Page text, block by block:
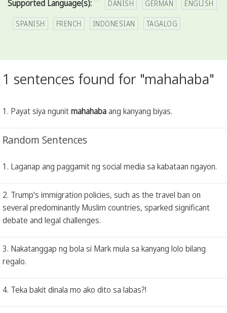
Supported Language(s): DANISH GERMAN ENGLISH
SPANISH FRENCH INDONESIAN TAGALOG
1 sentences found for "mahahaba"
1. Payat siya ngunitmahahabaang kanyang biyas.
Random Sentences
1. Laganap ang paggamit ng social media sa kabataan ngayon.
2. Trump's immigration policies, such as the travel ban on
several predominantly Muslim countries, sparked significant
debate and legal challenges.
3. Nakatanggap ng bola si Mark mula sa kanyang lolo bilang
regalo.
4. Teka bakit dinala mo ako dito sa labas?!